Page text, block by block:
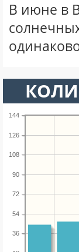
В июне в
36
54
72
90
108
126
144